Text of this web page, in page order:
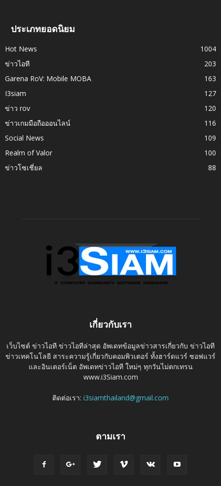
ประเภทยอดนิยม
Hot News
1004
ข่าวไอที
203
Garena RoV: Mobile MOBA
163
I3siam
127
ข่าว rov
120
ข่าวเกมมือถือออนไลน์
116
Social News
109
Realm of Valor
100
ข่าวโซเชี่ยล
88
เกี่ยวกับเรา
เว็บไซต์ ข่าวไอที ข่าวไอทีล่าสุด อัพเดทข้อมูลข่าวสารเกี่ยวกับ ข่าวไอที
ข่าวเทคโนโลยี สาระความรู้เกี่ยวกับคอมพิวเตอร์ ทั้งฮาร์ดแวร์ ซอฟแวร์
และอินเตอร์เน็ต อัพเดทข่าวไอที ใหม่ๆ ทุกวันไม่ตกเทรน
www.i3Siam.com
ติดต่อเรา: i3siamthailand@gmail.com
ตามเรา